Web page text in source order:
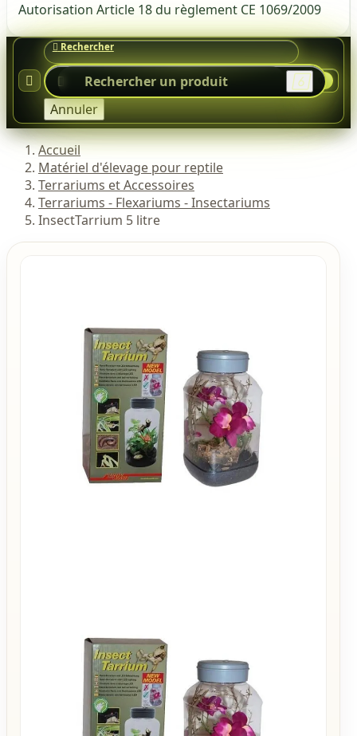
Autorisation Article 18 du règlement CE 1069/2009



Annuler

Accueil
Matériel d'élevage pour reptile
Terrariums et Accessoires
Terrariums - Flexariums - Insectariums
InsectTarrium 5 litre